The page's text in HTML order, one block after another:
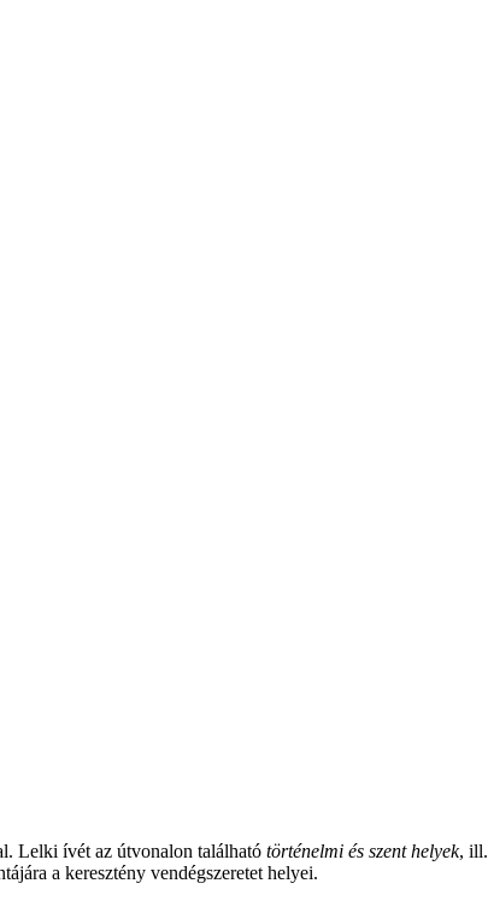
Lelki ívét az útvonalon található történelmi és szent helyek, ill.
a keresztény vendégszeretet helyei.